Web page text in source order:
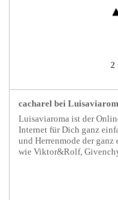
2
cacharel bei
Luisaviaroma ist der
Internet für Dich ganz
und Herrenmode der
wie Viktor&Rolf, Givenchy